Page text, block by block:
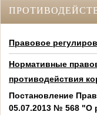
Правовое
Нормативные
противодействия
Постановление
05.07.2013 № 568 "О